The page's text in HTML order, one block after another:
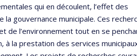
qui en découlent, l’effet des
gouvernance municipale. Ces
de l’environnement tout en se
à la prestation des services